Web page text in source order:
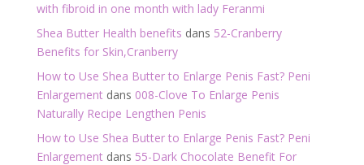
with fibroid in one month with lady Feranmi
Shea Butter Health benefits dans 52-Cranberry
Benefits for Skin,Cranberry
How to Use Shea Butter to Enlarge Penis Fast? Peni
Enlargementdans 008-Clove To Enlarge Penis
Naturally Recipe Lengthen Penis
How to Use Shea Butter to Enlarge Penis Fast? Peni
Enlargementdans 55-Dark Chocolate Benefit For